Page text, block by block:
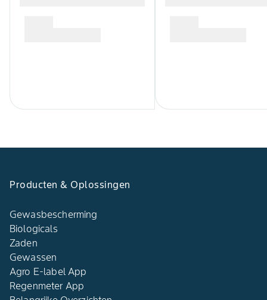
Producten & Oplossingen
Gewasbescherming
Biologicals
Zaden
Gewassen
Agro E-label App
Regenmeter App